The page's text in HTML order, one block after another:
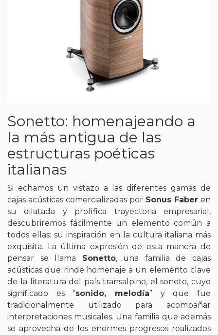
Sonetto: homenajeando a
la más antigua de las
estructuras poéticas
italianas
Si echamos un vistazo a las diferentes gamas de
cajas acústicas comercializadas por Sonus Faber en
su dilatada y prolífica trayectoria empresarial,
descubriremos fácilmente un elemento común a
todos ellas: su inspiración en la cultura italiana más
exquisita. La última expresión de esta manera de
pensar se llama Sonetto, una familia de cajas
acústicas que rinde homenaje a un elemento clave
de la literatura del país transalpino, el soneto, cuyo
significado es “sonido, melodía” y que fue
tradicionalmente utilizado para acompañar
interpretaciones musicales. Una familia que además
se aprovecha de los enormes progresos realizados